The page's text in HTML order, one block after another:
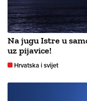
Na jugu Istre u
uz pijavice!
Hrvatska i svijet